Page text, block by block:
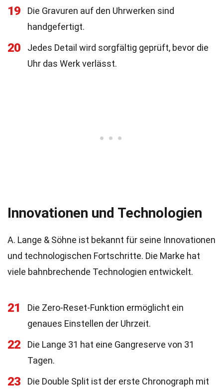
19
Die Gravuren auf den Uhrwerken sind
handgefertigt.
20
Jedes Detail wird sorgfältig geprüft, bevor die
Uhr das Werk verlässt.
Innovationen und Technologien
A. Lange & Söhne ist bekannt für seine Innovationen
und technologischen Fortschritte. Die Marke hat
viele bahnbrechende Technologien entwickelt.
21
Die Zero-Reset-Funktion ermöglicht ein
genaues Einstellen der Uhrzeit.
22
Die Lange 31 hat eine Gangreserve von 31
Tagen.
23
Die Double Split ist der erste Chronograph mit